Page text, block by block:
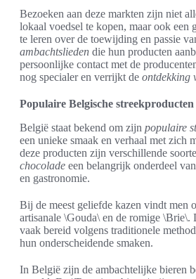
Bezoeken aan deze markten zijn niet
lokaal voedsel te kopen, maar ook een
te leren over de toewijding en passie
ambachtslieden die hun producten
persoonlijke contact met de
nog specialer en verrijkt de ontdekking
Populaire Belgische streekproducten
België staat bekend om zijn populaire
een unieke smaak en verhaal met zich
deze producten zijn verschillende
chocolade een belangrijk onderdeel
en gastronomie.
Bij de meest geliefde kazen vindt men
artisanale \Gouda\ en de romige \Brie\.
vaak bereid volgens traditionele
hun onderscheidende smaken.
In België zijn de ambachtelijke bieren